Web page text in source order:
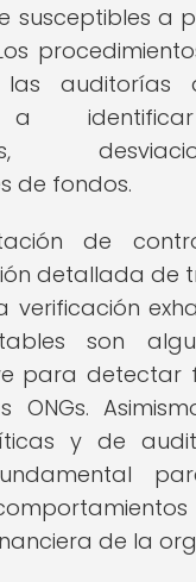
susceptibles a
las auditorías
a
de fondos.
de
detallada de
verificación
son
para detectar
ONGs.
y de
de la